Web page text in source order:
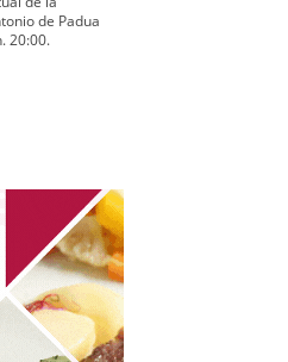
de Padua
20:00.